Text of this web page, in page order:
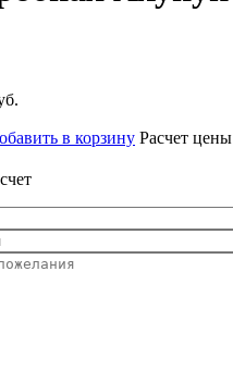
в корзину Расчет цены